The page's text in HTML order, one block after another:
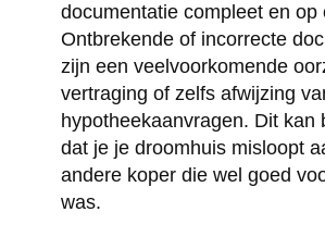
documentatie compleet en op
Ontbrekende of incorrecte
zijn een veelvoorkomende
vertraging of zelfs afwijzing
hypotheekaanvragen. Dit kan
dat je je droomhuis misloopt
andere koper die wel goed
was.